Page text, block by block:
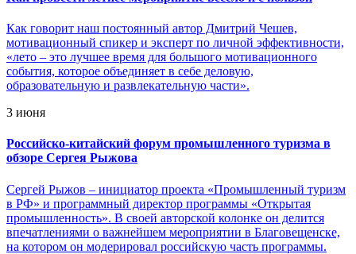
Как говорит наш постоянный автор Дмитрий Чешев,
мотивационный спикер и эксперт по личной эффективности,
«лето – это лучшее время для большого мотивационного
события, которое объединяет в себе деловую,
образовательную и развлекательную части».
3 июня
Российско-китайский форум промышленного туризма в
обзоре Сергея Рыжова
Сергей Рыжов – инициатор проекта «Промышленный туризм
в РФ» и программный директор программы «Открытая
промышленность». В своей авторской колонке он делится
впечатлениями о важнейшем мероприятии в Благовещенске,
на котором он модерировал российскую часть программы.